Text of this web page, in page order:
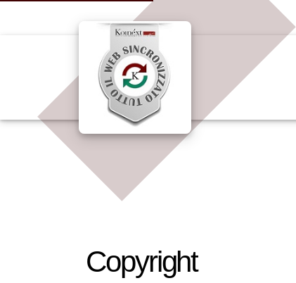
Copyright